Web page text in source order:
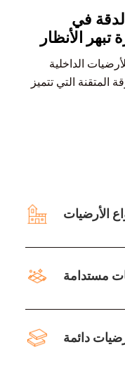
في
الداخلية
المتقنة التي تتميز
الأرضيات
مستدامة
دائمة